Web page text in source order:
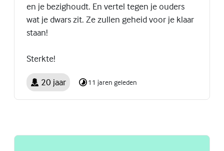
en je bezighoudt. En vertel tegen je ouders
wat je dwars zit. Ze zullen geheid voor je klaar
staan!
Sterkte!
20 jaar 11 jaren geleden